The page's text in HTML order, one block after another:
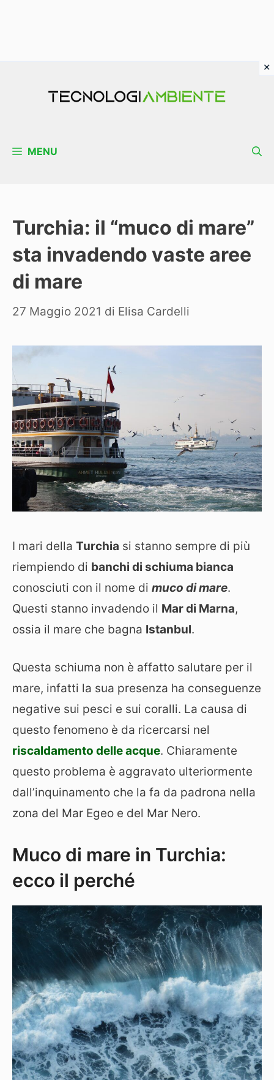
MENU
Turchia: il “muco di mare”
sta invadendo vaste aree
di mare
27 Maggio 2021 di Elisa Cardelli
I mari della Turchia si stanno sempre di più
riempiendo di banchi di schiuma bianca
conosciuti con il nome di muco di mare.
Questi stanno invadendo il Mar di Marna,
ossia il mare che bagna Istanbul.
Questa schiuma non è affatto salutare per il
mare, infatti la sua presenza ha conseguenze
negative sui pesci e sui coralli. La causa di
questo fenomeno è da ricercarsi nel
riscaldamento delle acque. Chiaramente
questo problema è aggravato ulteriormente
dall’inquinamento che la fa da padrona nella
zona del Mar Egeo e del Mar Nero.
Muco di mare in Turchia:
ecco il perché